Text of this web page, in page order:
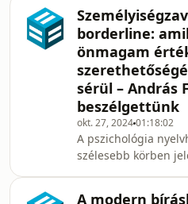
kedvenc kék egye
negatív társadalmi
megágyaz a
szorongásnak, a
kiüresedése és a
a depressziónak, az
eldologiasodása
addikciónak. Az
leíró nyelvezet a
biomedikális
borderline:
önmagam
sérül – András
beszélgettünk
okt. 27, 202401:18:02
A pszichológia
szélesebb körben
A modern